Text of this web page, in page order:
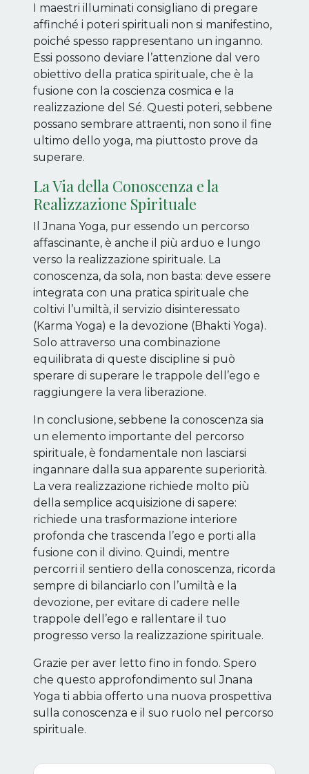
I maestri illuminati consigliano di pregare
affinché i poteri spirituali non si manifestino,
poiché spesso rappresentano un inganno.
Essi possono deviare l’attenzione dal vero
obiettivo della pratica spirituale, che è la
fusione con la coscienza cosmica e la
realizzazione del Sé. Questi poteri, sebbene
possano sembrare attraenti, non sono il fine
ultimo dello yoga, ma piuttosto prove da
superare.
La Via della Conoscenza e la
Realizzazione Spirituale
Il Jnana Yoga, pur essendo un percorso
affascinante, è anche il più arduo e lungo
verso la realizzazione spirituale. La
conoscenza, da sola, non basta: deve essere
integrata con una pratica spirituale che
coltivi l’umiltà, il servizio disinteressato
(Karma Yoga) e la devozione (Bhakti Yoga).
Solo attraverso una combinazione
equilibrata di queste discipline si può
sperare di superare le trappole dell’ego e
raggiungere la vera liberazione.
In conclusione, sebbene la conoscenza sia
un elemento importante del percorso
spirituale, è fondamentale non lasciarsi
ingannare dalla sua apparente superiorità.
La vera realizzazione richiede molto più
della semplice acquisizione di sapere:
richiede una trasformazione interiore
profonda che trascenda l’ego e porti alla
fusione con il divino. Quindi, mentre
percorri il sentiero della conoscenza, ricorda
sempre di bilanciarlo con l’umiltà e la
devozione, per evitare di cadere nelle
trappole dell’ego e rallentare il tuo
progresso verso la realizzazione spirituale.
Grazie per aver letto fino in fondo. Spero
che questo approfondimento sul Jnana
Yoga ti abbia offerto una nuova prospettiva
sulla conoscenza e il suo ruolo nel percorso
spirituale.